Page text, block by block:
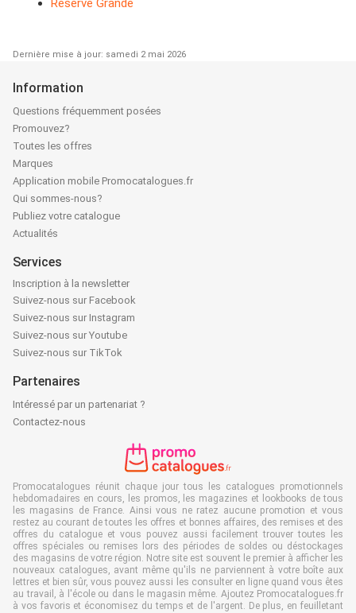
Reserve Grande
Dernière mise à jour: samedi 2 mai 2026
Information
Questions fréquemment posées
Promouvez?
Toutes les offres
Marques
Application mobile Promocatalogues.fr
Qui sommes-nous?
Publiez votre catalogue
Actualités
Services
Inscription à la newsletter
Suivez-nous sur Facebook
Suivez-nous sur Instagram
Suivez-nous sur Youtube
Suivez-nous sur TikTok
Partenaires
Intéressé par un partenariat ?
Contactez-nous
Promocatalogues réunit chaque jour tous les catalogues promotionnels
hebdomadaires en cours, les promos, les magazines et lookbooks de tous
les magasins de France. Ainsi vous ne ratez aucune promotion et vous
restez au courant de toutes les offres et bonnes affaires, des remises et des
offres du catalogue et vous pouvez aussi facilement trouver toutes les
offres spéciales ou remises lors des périodes de soldes ou déstockages
des magasins de votre région. Notre site est souvent le premier à afficher les
nouveaux catalogues, avant même qu'ils ne parviennent à votre boîte aux
lettres et bien sûr, vous pouvez aussi les consulter en ligne quand vous êtes
au travail, à l'école ou dans le magasin même. Ajoutez Promocatalogues.fr
à vos favoris et économisez du temps et de l'argent. De plus, en feuilletant